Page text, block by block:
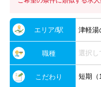
エリア/駅 津軽湯
職種 選択し
こだわり 短期（